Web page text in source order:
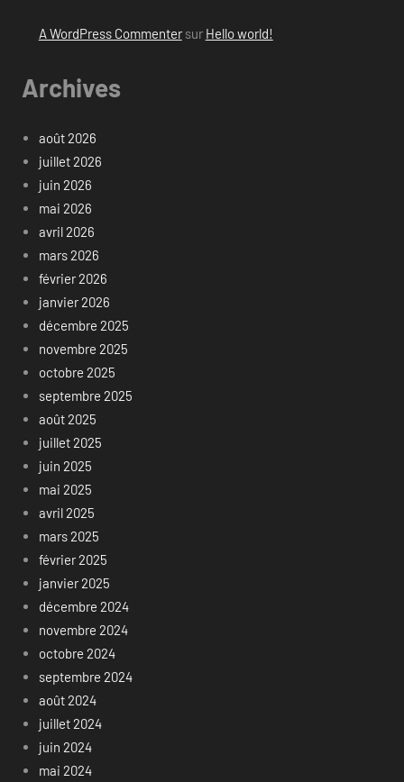
A WordPress Commentersur Hello world!
Archives
août 2026
juillet 2026
juin 2026
mai 2026
avril 2026
mars 2026
février 2026
janvier 2026
décembre 2025
novembre 2025
octobre 2025
septembre 2025
août 2025
juillet 2025
juin 2025
mai 2025
avril 2025
mars 2025
février 2025
janvier 2025
décembre 2024
novembre 2024
octobre 2024
septembre 2024
août 2024
juillet 2024
juin 2024
mai 2024